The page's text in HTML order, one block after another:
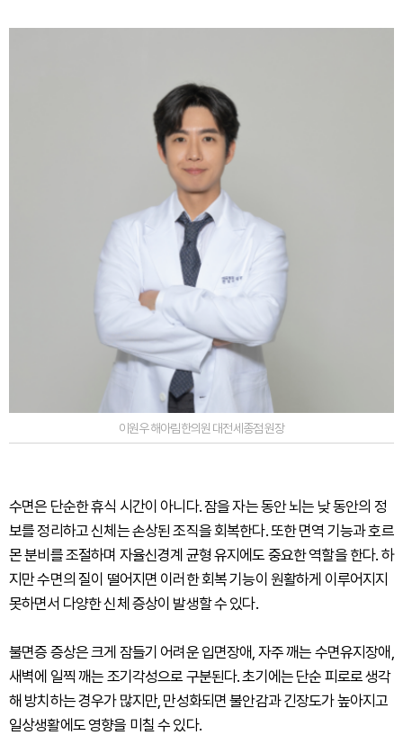
이원우 해아림한의원 대전세종점 원장
수면은 단순한 휴식 시간이 아니다. 잠을 자는 동안 뇌는 낮 동안의 정
보를 정리하고 신체는 손상된 조직을 회복한다. 또한 면역 기능과 호르
몬 분비를 조절하며 자율신경계 균형 유지에도 중요한 역할을 한다. 하
지만 수면의 질이 떨어지면 이러한 회복 기능이 원활하게 이루어지지
못하면서 다양한 신체 증상이 발생할 수 있다.
불면증 증상은 크게 잠들기 어려운 입면장애, 자주 깨는 수면유지장애,
새벽에 일찍 깨는 조기각성으로 구분된다. 초기에는 단순 피로로 생각
해 방치하는 경우가 많지만, 만성화되면 불안감과 긴장도가 높아지고
일상생활에도 영향을 미칠 수 있다.